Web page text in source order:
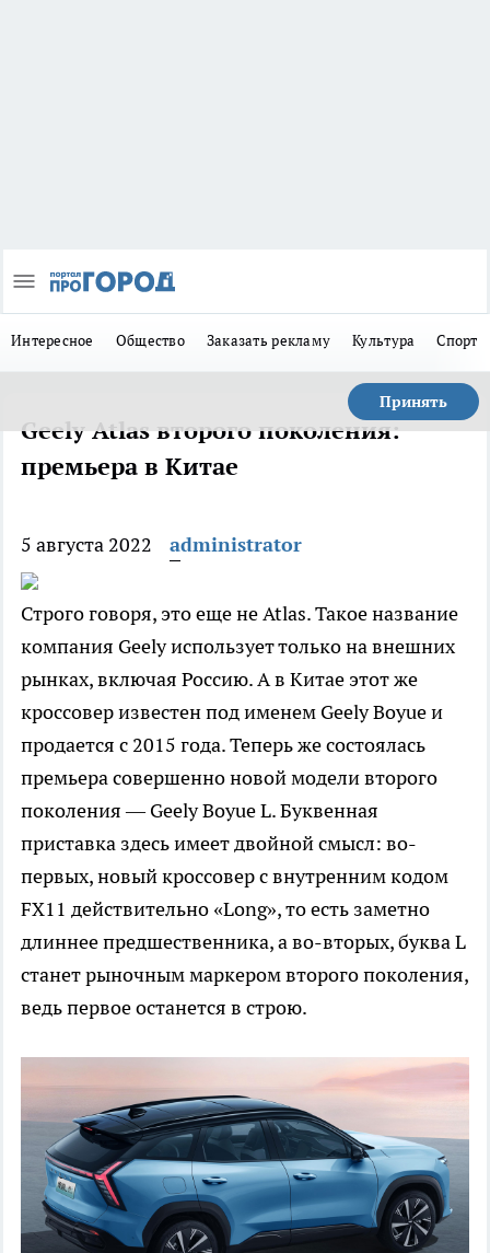
Интересное Общество Заказать рекламу Культура Спорт
Принять
Geely Atlas второго поколения:
премьера в Китае
5 августа 2022 administrator
Строго говоря, это еще не Atlas. Такое название
компания Geely использует только на внешних
рынках, включая Россию. А в Китае этот же
кроссовер известен под именем Geely Boyue и
продается с 2015 года. Теперь же состоялась
премьера совершенно новой модели второго
поколения — Geely Boyue L. Буквенная
приставка здесь имеет двойной смысл: во-
первых, новый кроссовер с внутренним кодом
FX11 действительно «Long», то есть заметно
длиннее предшественника, а во-вторых, буква L
станет рыночным маркером второго поколения,
ведь первое останется в строю.